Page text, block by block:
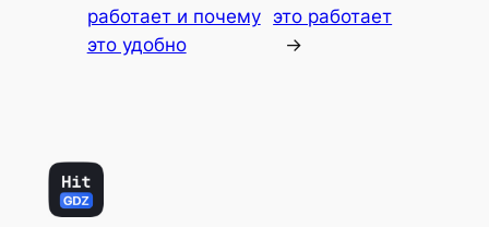
работает и почему
это удобно
это работает
→